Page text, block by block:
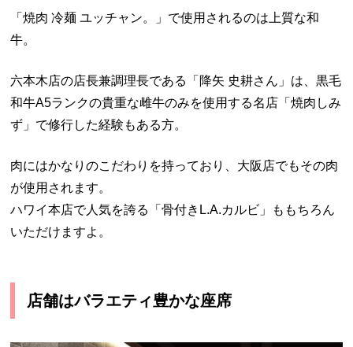
「焼肉 冷麺 ユッチャン。」で使用されるのは上質な和
牛。
六本木店の店長兼調理長である「降矢 史耕さん」は、黒毛
和牛A5ランクの貴重な雌牛のみを使用する名店「焼肉しみ
ず」で修行した経験もある方。
肉にはかなりのこだわりを持っており、大阪店でもその肉
が使用されます。
ハワイ本店で人気を誇る「骨付きL.A.カルビ」ももちろん
いただけますよ。
店舗はバラエティ豊かな座席